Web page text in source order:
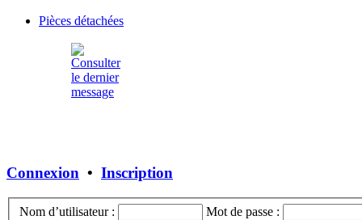
Pièces détachées
Connexion • Inscription
Nom d’utilisateur : Mot de passe :